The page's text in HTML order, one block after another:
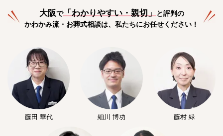
大阪で「わかりやすい・親切」と評判の
かわかみ流・お葬式相談は、私たちにお任せください！
藤田 華代 細川 博功 藤村 緑